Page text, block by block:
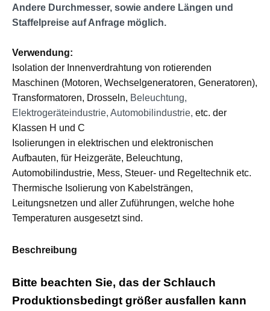
Andere Durchmesser, sowie andere Längen und
Staffelpreise auf Anfrage möglich.
Verwendung:
Isolation der Innenverdrahtung von rotierenden
Maschinen (Motoren, Wechselgeneratoren, Generatoren),
Transformatoren, Drosseln, Beleuchtung,
Elektrogeräteindustrie, Automobilindustrie, etc. der
Klassen H und C
Isolierungen in elektrischen und elektronischen
Aufbauten, für Heizgeräte, Beleuchtung,
Automobilindustrie, Mess, Steuer- und Regeltechnik etc.
Thermische Isolierung von Kabelsträngen,
Leitungsnetzen und aller Zuführungen, welche hohe
Temperaturen ausgesetzt sind.
Beschreibung
Bitte beachten Sie, das der Schlauch
Produktionsbedingt größer ausfallen kann